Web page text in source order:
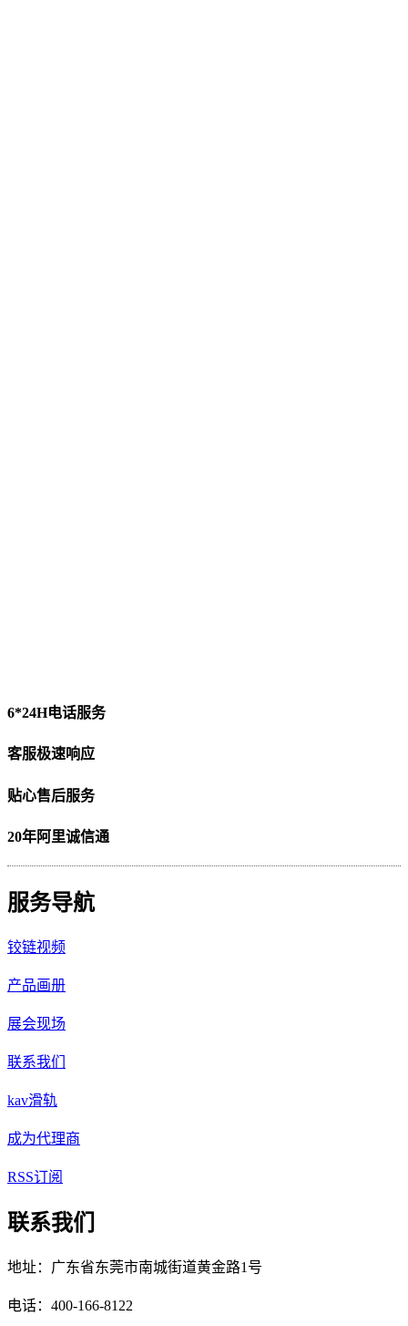
6*24H电话服务
客服极速响应
贴心售后服务
20年阿里诚信通
服务导航
铰链视频
产品画册
展会现场
联系我们
kav滑轨
成为代理商
RSS订阅
联系我们
地址：广东省东莞市南城街道黄金路1号
电话：400-166-8122